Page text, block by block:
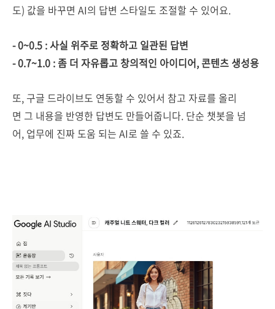
도) 값을 바꾸면 AI의 답변 스타일도 조절할 수 있어요.
- 0~0.5 : 사실 위주로 정확하고 일관된 답변
- 0.7~1.0 : 좀 더 자유롭고 창의적인 아이디어, 콘텐츠 생성용
또, 구글 드라이브도 연동할 수 있어서 참고 자료를 올리
면 그 내용을 반영한 답변도 만들어줍니다. 단순 챗봇을 넘
어, 업무에 진짜 도움 되는 AI로 쓸 수 있죠.